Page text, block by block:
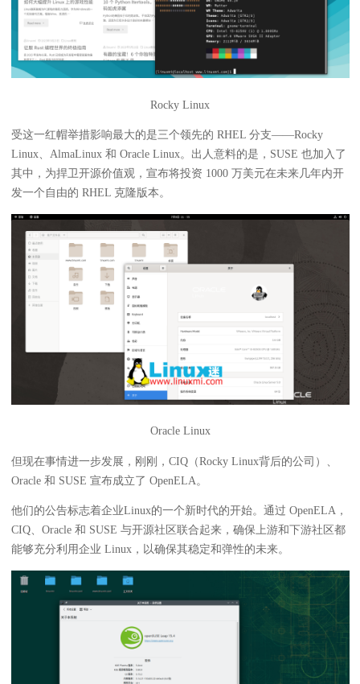
Rocky Linux
受这一红帽举措影响最大的是三个领先的 RHEL 分支——Rocky
Linux、AlmaLinux 和 Oracle Linux。出人意料的是，SUSE 也加入了
其中，为捍卫开源价值观，宣布将投资 1000 万美元在未来几年内开
发一个自由的 RHEL 克隆版本。
Oracle Linux
但现在事情进一步发展，刚刚，CIQ（Rocky Linux背后的公司）、
Oracle 和 SUSE 宣布成立了 OpenELA。
他们的公告标志着企业Linux的一个新时代的开始。通过 OpenELA，
CIQ、Oracle 和 SUSE 与开源社区联合起来，确保上游和下游社区都
能够充分利用企业 Linux，以确保其稳定和弹性的未来。